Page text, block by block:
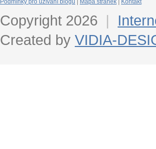
Podmínky pro užívání blogu Mapa stránek Kontakt
Copyright 2026 |
Created by VIDIA-